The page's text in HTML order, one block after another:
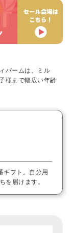
バームは、ミル
様まで幅広い年齢
ギフト。自分用
を届けます。